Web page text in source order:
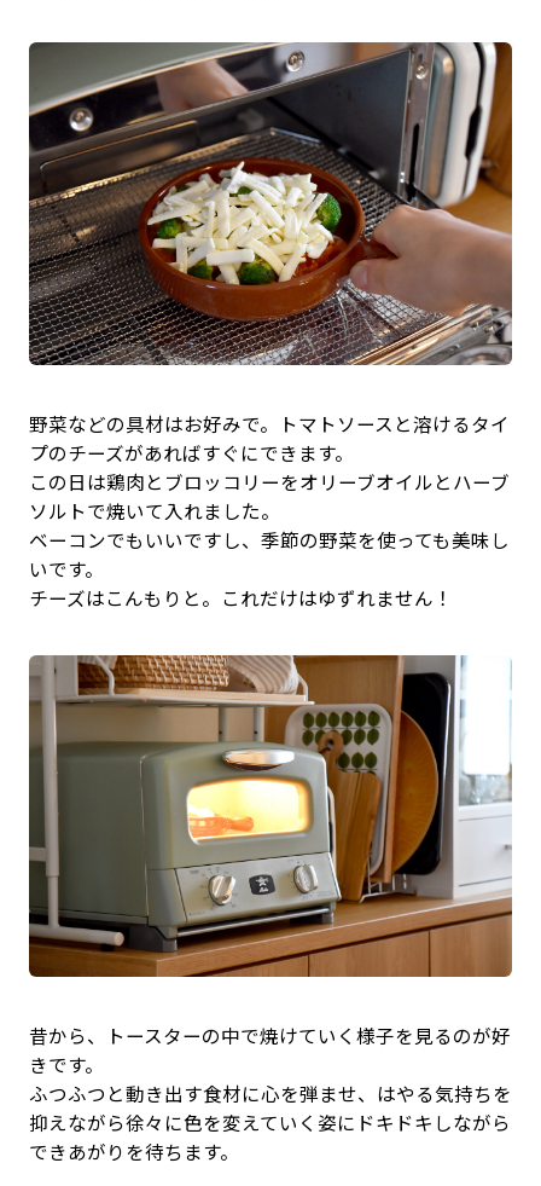
野菜などの具材はお好みで。トマトソースと溶けるタイ
プのチーズがあればすぐにできます。
この日は鶏肉とブロッコリーをオリーブオイルとハーブ
ソルトで焼いて入れました。
ベーコンでもいいですし、季節の野菜を使っても美味し
いです。
チーズはこんもりと。これだけはゆずれません！
昔から、トースターの中で焼けていく様子を見るのが好
きです。
ふつふつと動き出す食材に心を弾ませ、はやる気持ちを
抑えながら徐々に色を変えていく姿にドキドキしながら
できあがりを待ちます。